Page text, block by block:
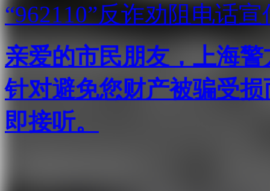
“962110”反诈劝阻电话宣
亲爱的市民朋友，上海
针对避免您财产被骗受
即接听。